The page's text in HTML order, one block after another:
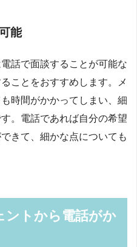
能
話で面談することが可能な
ことをおすすめします。メ
時間がかかってしまい、細
。電話であれば自分の希望
きて、細かな点についても
ントから電話がか